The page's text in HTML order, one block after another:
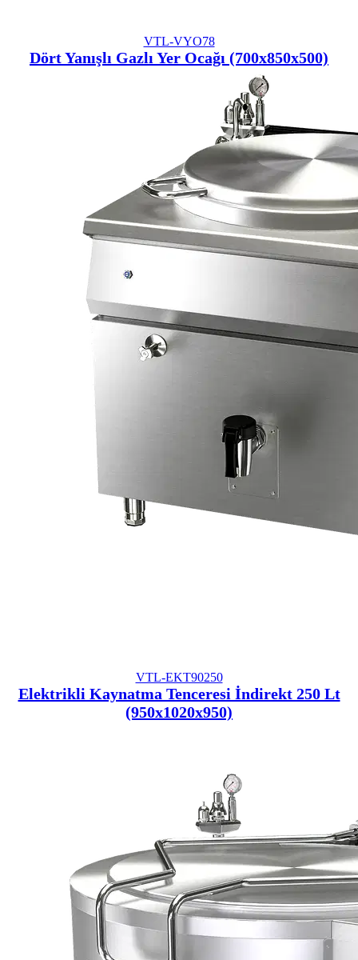
VTL-VYO78
Dört Yanışlı Gazlı Yer Ocağı (700x850x500)
VTL-EKT90250
Elektrikli Kaynatma Tenceresi İndirekt 250 Lt
(950x1020x950)